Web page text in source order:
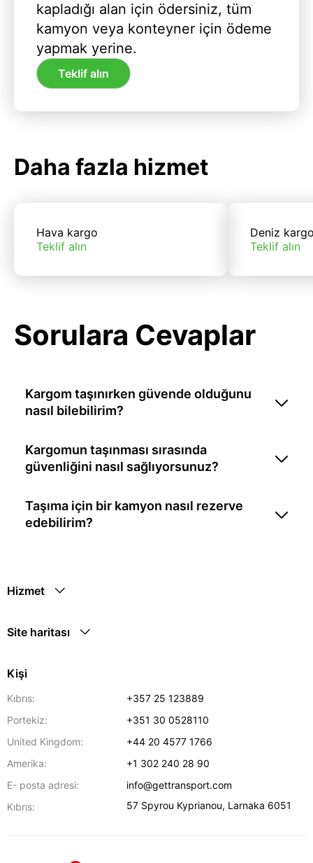
kapladığı alan için ödersiniz, tüm
kamyon veya konteyner için ödeme
yapmak yerine.
Teklif alın
Daha fazla hizmet
Hava kargo
Teklif alın
Deniz
Teklif alın
Sorulara Cevaplar
Kargom taşınırken güvende olduğunu
nasıl bilebilirim?
Kargomun taşınması sırasında
güvenliğini nasıl sağlıyorsunuz?
Taşıma için bir kamyon nasıl rezerve
edebilirim?
Hizmet
Site haritası
Kişi
Kıbrıs:
+357 25 123889
Portekiz:
+351 30 0528110
United Kingdom:
+44 20 4577 1766
Amerika:
+1 302 240 28 90
E- posta adresi:
info@gettransport.com
Kıbrıs:
57 Spyrou Kyprianou, Larnaka 6051